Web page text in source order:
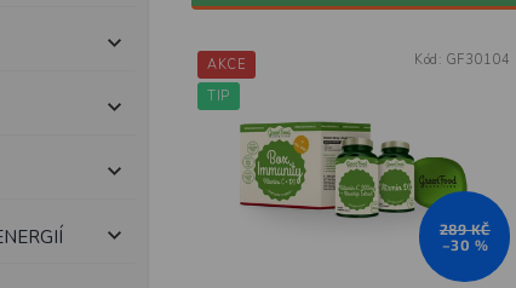
e
V
ý AKCE
TIP
289 KČ
–30 %
Kód: GF30104